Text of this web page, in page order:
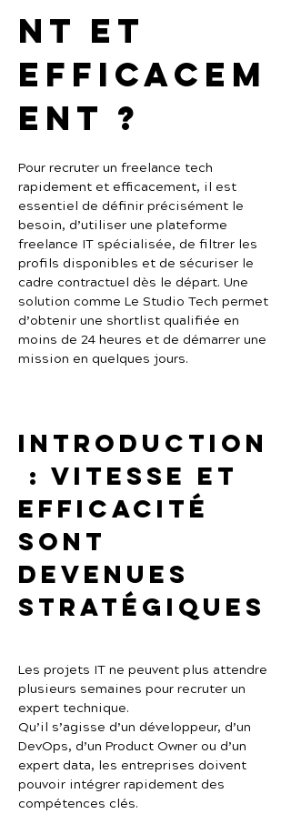
nt et
efficacem
ent ?
Pour recruter un freelance tech
rapidement et efficacement, il est
essentiel de définir précisément le
besoin, d’utiliser une plateforme
freelance IT spécialisée, de filtrer les
profils disponibles et de sécuriser le
cadre contractuel dès le départ. Une
solution comme Le Studio Tech permet
d’obtenir une shortlist qualifiée en
moins de 24 heures et de démarrer une
mission en quelques jours.
Introduction
: vitesse et
efficacité
sont
devenues
stratégiques
Les projets IT ne peuvent plus attendre
plusieurs semaines pour recruter un
expert technique.
Qu’il s’agisse d’un développeur, d’un
DevOps, d’un Product Owner ou d’un
expert data, les entreprises doivent
pouvoir intégrer rapidement des
compétences clés.